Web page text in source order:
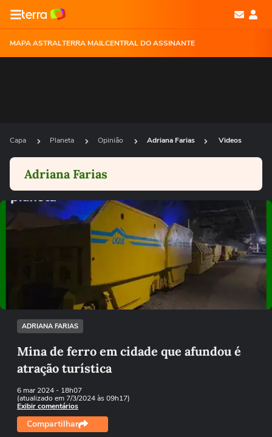
MAPA ASTRALTERRA MAILCENTRAL DO ASSINANTE
Capa Planeta Opinião Adriana Farias Videos
Adriana Farias
Ops!
Não foi possível reproduzir o vídeo
Tentar novamente
ADRIANA FARIAS
Mina de ferro em cidade que afundou é
atração turística
6 mar 2024- 18h07
(atualizado em 7/3/2024 às 09h17)
Exibir comentários
Compartilhar